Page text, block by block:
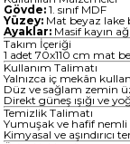
Gövde: 1. sınıf MDF
Yüzey: Mat beyaz lake
Ayaklar: Masif kayın
Takım İçeriği
1 adet 70x110 cm mat
Kullanım Talimatı
Yalnızca iç mekân
Düz ve sağlam zemin
Direkt güneş ışığı ve
Temizlik Talimatı
Yumuşak ve hafif
Kimyasal ve aşındırıcı